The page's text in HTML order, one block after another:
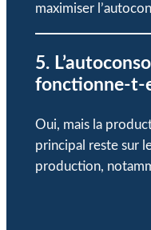
maximiser
5.
fonctionne-t-
Oui, mais la
principal reste sur
production,